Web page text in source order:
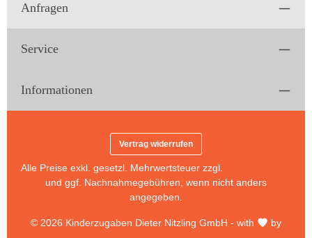
Anfragen
Service
Informationen
Vertrag widerrufen
© 2026 Kinderzugaben Dieter Nitzling GmbH - with
by
Alle Preise exkl. gesetzl. Mehrwertsteuer zzgl.
und ggf. Nachnahmegebühren, wenn nicht anders
angegeben.